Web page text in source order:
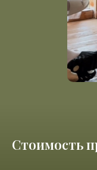
Стоимость